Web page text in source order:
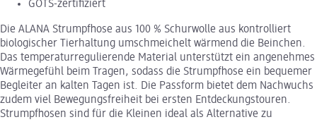
GOTS-zertifiziert
Die ALANA Strumpfhose aus 100 % Schurwolle aus kontrolliert
biologischer Tierhaltung umschmeichelt wärmend die Beinchen.
Das temperaturregulierende Material unterstützt ein angenehmes
Wärmegefühl beim Tragen, sodass die Strumpfhose ein bequemer
Begleiter an kalten Tagen ist. Die Passform bietet dem Nachwuchs
zudem viel Bewegungsfreiheit bei ersten Entdeckungstouren.
Strumpfhosen sind für die Kleinen ideal als Alternative zu